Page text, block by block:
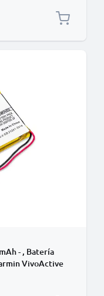
- , Batería
VivoActive